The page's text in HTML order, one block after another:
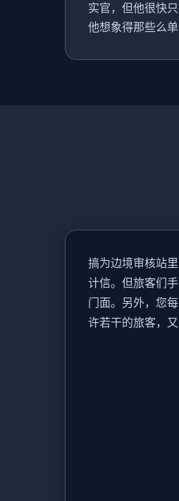
实官，但他很快
他想象得那些么
搞为边境审核站
计信。但旅客们
门面。另外，您
许若干的旅客，